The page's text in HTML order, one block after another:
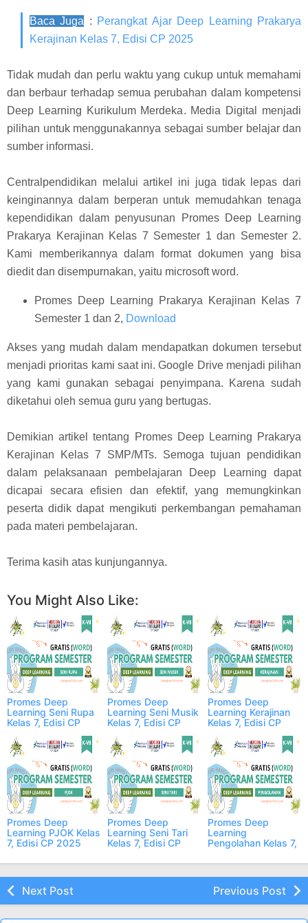
Baca Juga : Perangkat Ajar Deep Learning Prakarya
Kerajinan Kelas 7, Edisi CP 2025
Tidak mudah dan perlu waktu yang cukup untuk memahami
dan berbaur terhadap semua perubahan dalam kompetensi
Deep Learning Kurikulum Merdeka. Media Digital menjadi
pilihan untuk menggunakannya sebagai sumber belajar dan
sumber informasi.
Centralpendidikan melalui artikel ini juga tidak lepas dari
keinginannya dalam berperan untuk memudahkan tenaga
kependidikan dalam penyusunan Promes Deep Learning
Prakarya Kerajinan Kelas 7 Semester 1 dan Semester 2.
Kami memberikannya dalam format dokumen yang bisa
diedit dan disempurnakan, yaitu microsoft word.
Promes Deep Learning Prakarya Kerajinan Kelas 7
Semester 1 dan 2, Download
Akses yang mudah dalam mendapatkan dokumen tersebut
menjadi prioritas kami saat ini. Google Drive menjadi pilihan
yang kami gunakan sebagai penyimpana. Karena sudah
diketahui oleh semua guru yang bertugas.
Demikian artikel tentang Promes Deep Learning Prakarya
Kerajinan Kelas 7 SMP/MTs. Semoga tujuan pendidikan
dalam pelaksanaan pembelajaran Deep Learning dapat
dicapai secara efisien dan efektif, yang memungkinkan
peserta didik dapat mengikuti perkembangan pemahaman
pada materi pembelajaran.
Terima kasih atas kunjungannya.
Facebook Twitter
You Might Also Like:
Promes Deep
Learning Seni Rupa
Kelas 7, Edisi CP
2025
Promes Deep
Learning Seni Musik
Kelas 7, Edisi CP
2025
Promes Deep
Learning Kerajinan
Kelas 7, Edisi CP
2025
Promes Deep
Promes Deep
2025
Promes Deep
Edisi CP 2025
Next Post Previous Post